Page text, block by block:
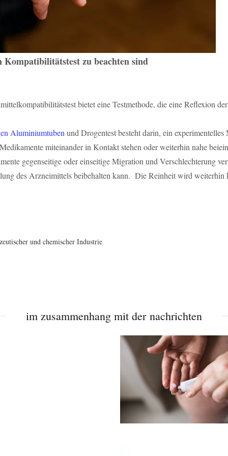
zu beachten sind
bietet eine Testmethode, die eine Reflexion
Aluminiumtuben und Drogentest besteht darin, ein
miteinander in Kontakt stehen oder weiterhin nahe
gegenseitige oder einseitige Migration und Verschlechterung
des Arzneimittels beibehalten kann. Die Reinheit wird weiterhin
und chemischer Industrie
im zusammenhang mit der nachrichten